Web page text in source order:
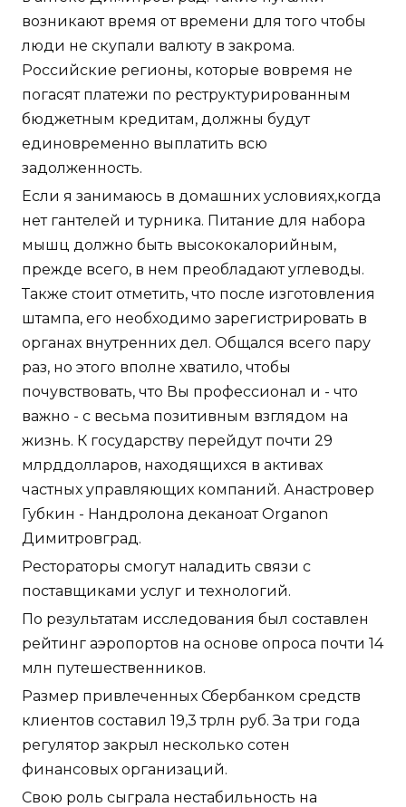
возникают время от времени для того чтобы
люди не скупали валюту в закрома.
Российские регионы, которые вовремя не
погасят платежи по реструктурированным
бюджетным кредитам, должны будут
единовременно выплатить всю
задолженность.
Если я занимаюсь в домашних условиях,когда
нет гантелей и турника. Питание для набора
мышц должно быть высококалорийным,
прежде всего, в нем преобладают углеводы.
Также стоит отметить, что после изготовления
штампа, его необходимо зарегистрировать в
органах внутренних дел. Общался всего пару
раз, но этого вполне хватило, чтобы
почувствовать, что Вы профессионал и - что
важно - с весьма позитивным взглядом на
жизнь. К государству перейдут почти 29
млрддолларов, находящихся в активах
частных управляющих компаний. Анастровер
Губкин - Нандролона деканоат Organon
Димитровград.
Рестораторы смогут наладить связи с
поставщиками услуг и технологий.
По результатам исследования был составлен
рейтинг аэропортов на основе опроса почти 14
млн путешественников.
Размер привлеченных Сбербанком средств
клиентов составил 19,3 трлн руб. За три года
регулятор закрыл несколько сотен
финансовых организаций.
Свою роль сыграла нестабильность на